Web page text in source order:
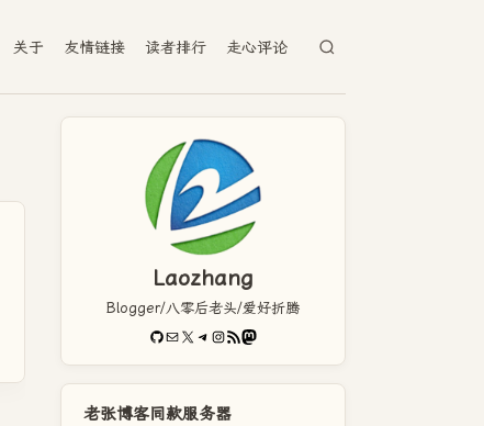
关于 友情链接 读者排行 走心评论
Laozhang
Blogger/八零后老头/爱好折腾
GitHub
电子邮件X Telegram
Instagram
RSS FeedMastodon
老张博客同款服务器